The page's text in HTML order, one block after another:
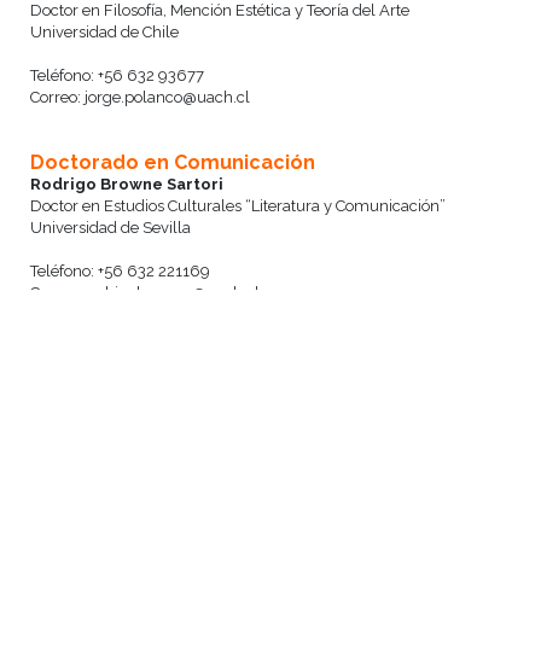
Doctor en Filosofía, Mención Estética y Teoría del Arte
Universidad de Chile
Teléfono: +56 632 93677
Correo: jorge.polanco@uach.cl
Doctorado en Comunicación
Rodrigo Browne Sartori
Doctor en Estudios Culturales “Literatura y Comunicación”
Universidad de Sevilla
Teléfono: +56 632 221169
Correo: rodrigobrowne@uach.cl